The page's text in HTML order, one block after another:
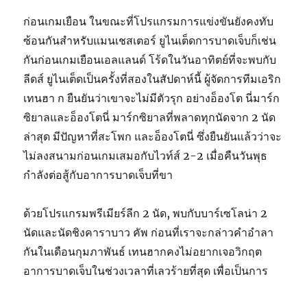
ก่อนเกมเยือน ในขณะที่โปรแกรมการแข่งขันยังคงทับ
ซ้อนกันสำหรับแมนเชสเตอร์ ยูไนเต็ดการบาดเจ็บก็เช่น
กันก่อนเกมเยือนเอลแลนด์ โร้ดในวันอาทิตย์ที่จะพบกับ
ลีดส์ ยูไนเต็ดเป็นครั้งที่สองในสัปดาห์นี้ ผู้จัดการทีมเอริก
เทนฮา ก ยืนยันว่าเขาจะไม่มีตัวรุก อย่างอ็องโต นี่มาร์ก
ซิยาลและอ็องโตนี่ มาร์กซิยาลที่พลาดทุกนัดจาก 2 นัด
ล่าสุด มีปัญหาที่สะโพก และอ็องโตนี่ ซึ่งยืนยันแล้วว่าจะ
ไม่ลงสนามก่อนเกมเสมอกับไวท์ส์ 2-2 เมื่อคืนวันพุธ
กำลังต่อสู้กับอาการบาดเจ็บที่ขา
ด้วยโปรแกรมพรีเมียร์ลีก 2 นัด, พบกับบาร์เซโลน่า 2
นัดและนัดชิงคาราบาว คัพ ก่อนที่เราจะกล่าวคำอำลา
กันในเดือนกุมภาพันธ์ เทนฮากคงไม่อยากเจอวิกฤต
อาการบาดเจ็บในช่วงเวลาที่เลวร้ายที่สุด เพื่อเป็นการ